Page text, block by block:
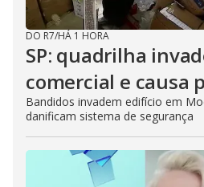
DO R7/HÁ 1 HORA
SP: quadrilha
comercial e causa
Bandidos invadem edifício em
danificam sistema de segurança